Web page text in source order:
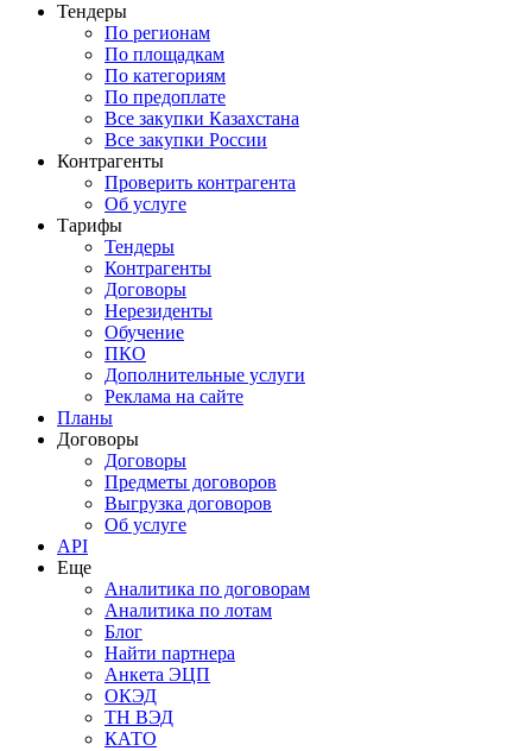
Тендеры
По регионам
По площадкам
По категориям
По предоплате
Все закупки Казахстана
Все закупки России
Контрагенты
Проверить контрагента
Об услуге
Тарифы
Тендеры
Контрагенты
Договоры
Нерезиденты
Обучение
ПКО
Дополнительные услуги
Реклама на сайте
Планы
Договоры
Договоры
Предметы договоров
Выгрузка договоров
Об услуге
API
Еще
Аналитика по договорам
Аналитика по лотам
Блог
Найти партнера
Анкета ЭЦП
ОКЭД
ТН ВЭД
КАТО